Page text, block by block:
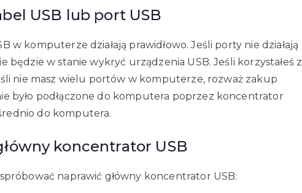
USB lub port USB
w komputerze działają prawidłowo. Jeśli porty nie działają
będzie w stanie wykryć urządzenia USB. Jeśli korzystałeś z
nie masz wielu portów w komputerze, rozważ zakup
było podłączone do komputera poprzez koncentrator
do komputera.
koncentrator USB
naprawić główny koncentrator USB: